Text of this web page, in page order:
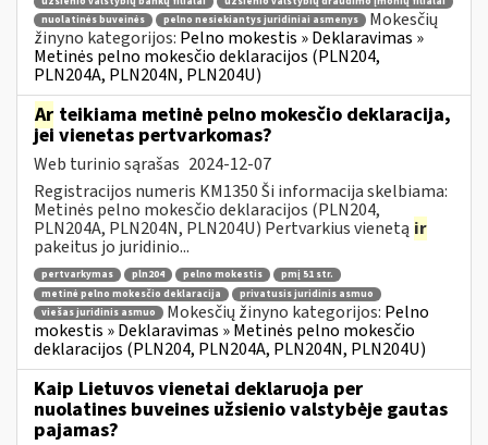
nuolatinės buveinės
pelno nesiekiantys juridiniai asmenys
Mokesčių
žinyno kategorijos: Pelno mokestis » Deklaravimas »
Metinės pelno mokesčio deklaracijos (PLN204,
PLN204A, PLN204N, PLN204U)
Ar teikiama metinė pelno mokesčio deklaracija,
jei vienetas pertvarkomas?
Web turinio sąrašas 2024-12-07
Registracijos numeris KM1350 Ši informacija skelbiama:
Metinės pelno mokesčio deklaracijos (PLN204,
PLN204A, PLN204N, PLN204U) Pertvarkius vienetą ir
pakeitus jo juridinio...
pertvarkymas pln204 pelno mokestis
pmį 51 str.
metinė pelno mokesčio deklaracija
privatusis juridinis asmuo
viešas juridinis asmuo
Mokesčių žinyno kategorijos: Pelno
mokestis » Deklaravimas » Metinės pelno mokesčio
deklaracijos (PLN204, PLN204A, PLN204N, PLN204U)
Kaip Lietuvos vienetai deklaruoja per
nuolatines buveines užsienio valstybėje gautas
pajamas?